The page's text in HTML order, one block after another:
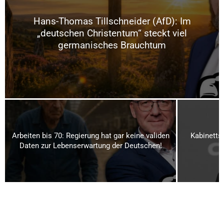
Hans-Thomas Tillschneider (AfD): Im
„deutschen Christentum“ steckt viel
germanisches Brauchtum
Arbeiten bis 70: Regierung hat gar keine validen
Daten zur Lebenserwartung der Deutschen!